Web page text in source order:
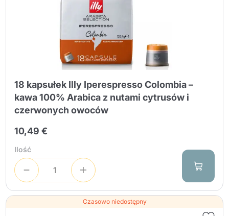
18 kapsułek Illy Iperespresso Colombia –
kawa 100% Arabica z nutami cytrusów i
czerwonych owoców
10,49 €
Ilość
Czasowo niedostępny